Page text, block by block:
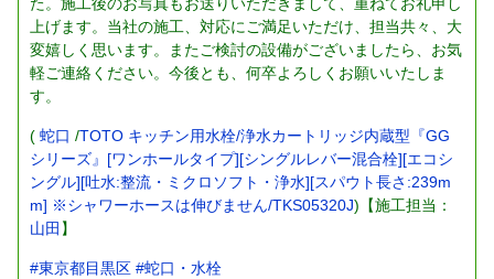
上げます。当社の施工、対応にご満足いただけ、担当共々、大
変嬉しく思います。またご検討の設備がございましたら、お気
軽ご連絡ください。今後とも、何卒よろしくお願いいたしま
す。
( 蛇口 /TOTO キッチン用水栓/浄水カートリッジ内蔵型『GG
シリーズ』[ワンホールタイプ][シングルレバー混合栓][エコシ
ングル][吐水:整流・ミクロソフト・浄水][スパウト長さ:239m
m] ※シャワーホースは伸びません/TKS05320J)【施工担当：
山田 】
#東京都目黒区 #蛇口・水栓